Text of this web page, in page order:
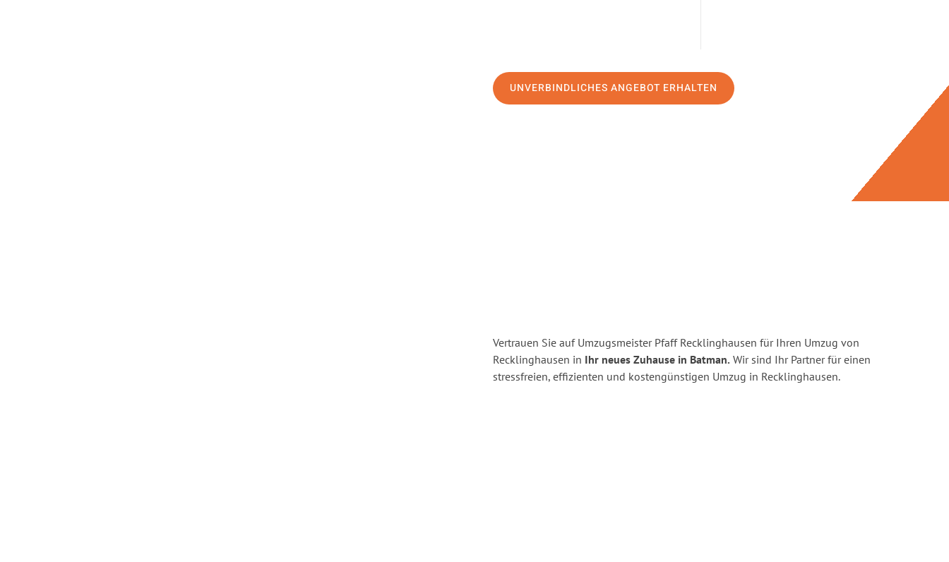
UNVERBINDLICHES ANGEBOT ERHALTEN
Vertrauen Sie auf Umzugsmeister Pfaff Recklinghausen für Ihren Umzug von
Recklinghausen in Ihr neues Zuhause in Batman. Wir sind Ihr Partner für einen
stressfreien, effizienten und kostengünstigen Umzug in Recklinghausen.